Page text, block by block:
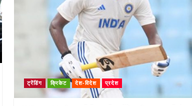
ट्रेंडिंग क्रिकेट देश-विदेश प्रदेश